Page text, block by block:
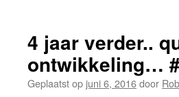
4 jaar verder..
ontwikkeling…
Geplaatst op juni 6, 2016door